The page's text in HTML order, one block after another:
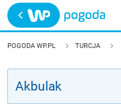
Trwa ładowanie
POLSKA
POGODA WP.PL TURCJA